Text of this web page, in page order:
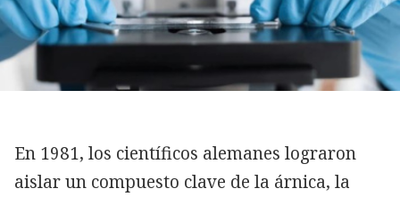
En 1981, los científicos alemanes lograron
aislar un compuesto clave de la árnica, la